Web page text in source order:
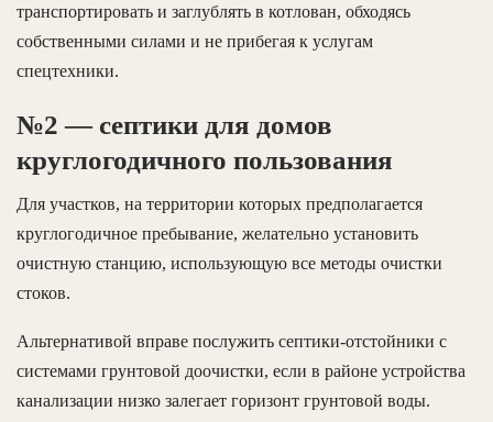
транспортировать и заглублять в котлован, обходясь
собственными силами и не прибегая к услугам
спецтехники.
№2 — септики для домов
круглогодичного пользования
Для участков, на территории которых предполагается
круглогодичное пребывание, желательно установить
очистную станцию, использующую все методы очистки
стоков.
Альтернативой вправе послужить септики-отстойники с
системами грунтовой доочистки, если в районе устройства
канализации низко залегает горизонт грунтовой воды.